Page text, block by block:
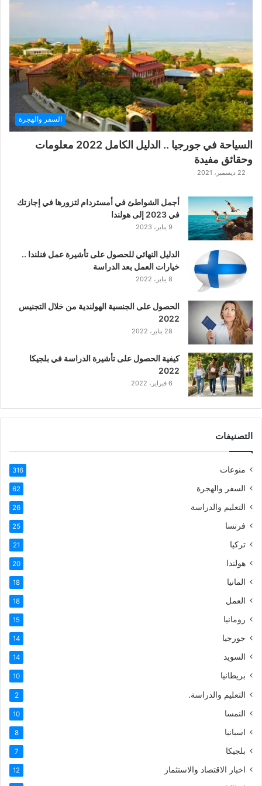
ر
ب
ا
ل
ت
ت
ا
ا
ل
ا
س
ي
ك
ر
ب
ي
ة
السفر والهجرة
السياحة في جورجيا .. الدليل الكامل 2022 معلومات
وحقائق مفيدة
22 ديسمبر، 2021
أجمل الشواطئ في أمستردام لتزورها في إجازتك
في 2023 إلى هولندا
9 يناير، 2023
الدليل النهائي للحصول على تأشيرة عمل فنلندا ..
خيارات العمل بعد الدراسة
8 يناير، 2022
الحصول على الجنسية الهولندية من خلال التجنيس
2022
28 يناير، 2022
كيفية الحصول على تأشيرة الدراسة في بلجيكا
2022
6 فبراير، 2022
التصنيفات
منوعات 316
السفر والهجرة 62
التعليم والدراسة 26
فرنسا 25
تركيا 21
هولندا 20
المانيا 18
العمل 18
رومانيا 15
جورجيا 14
السويد 14
بريطانيا 10
التعليم والدراسة. 2
النمسا 10
اسبانيا 8
بلجيكا 7
اخبار الاقتصاد والاستثمار 12